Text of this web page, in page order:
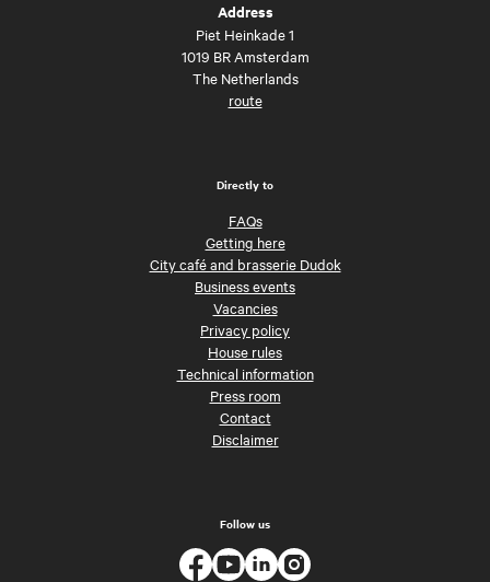
Address
Piet Heinkade 1
1019 BR Amsterdam
The Netherlands
route
Directly to
FAQs
Getting here
City café and brasserie Dudok
Business events
Vacancies
Privacy policy
House rules
Technical information
Press room
Contact
Disclaimer
Follow us